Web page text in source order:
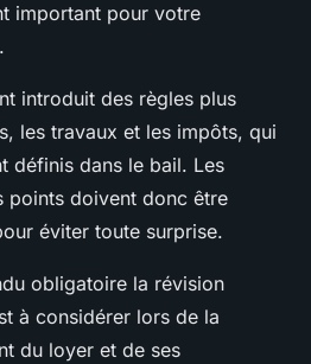
important pour votre
introduit des règles plus
les travaux et les impôts, qui
définis dans le bail. Les
points doivent donc être
éviter toute surprise.
obligatoire la révision
à considérer lors de la
du loyer et de ses